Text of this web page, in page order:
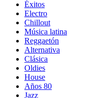
Éxitos
Electro
Chillout
Música latina
Reggaetón
Alternativa
Clásica
Oldies
House
Años 80
Jazz